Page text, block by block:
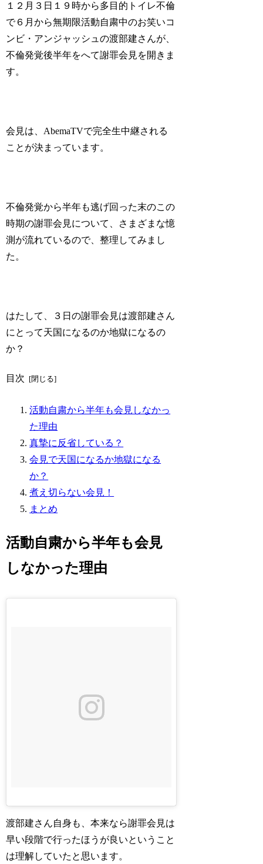
１２月３日１９時から多目的トイレ不倫
で６月から無期限活動自粛中のお笑いコ
ンビ・アンジャッシュの渡部建さんが、
不倫発覚後半年をへて謝罪会見を開きま
す。
会見は、AbemaTVで完全生中継される
ことが決まっています。
不倫発覚から半年も逃げ回った末のこの
時期の謝罪会見について、さまざまな憶
測が流れているので、整理してみまし
た。
はたして、３日の謝罪会見は渡部建さん
にとって天国になるのか地獄になるの
か？
目次
活動自粛から半年も会見しなかっ
た理由
真摯に反省している？
会見で天国になるか地獄になる
か？
煮え切らない会見！
まとめ
活動自粛から半年も会見
しなかった理由
渡部建さん自身も、本来なら謝罪会見は
早い段階で行ったほうが良いということ
は理解していたと思います。